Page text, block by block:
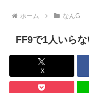
ちいかわのモモンガ、逝き
韓国人「韓国に10年間の
アキバ冥途戦争とかいう
【画像】小池百合子×高市
ホーム なんG
FF9で1人いら
X